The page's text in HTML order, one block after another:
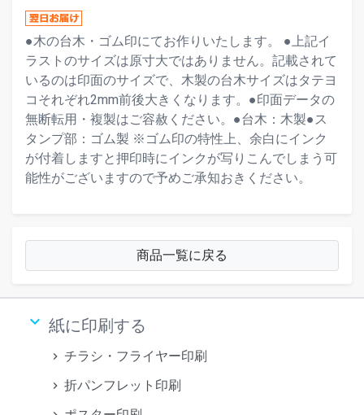
●木の台木・ゴム印にてお作りいたします。 ●上記イ
ラストのサイズは原寸大ではありません。記載されて
いるのは印面のサイズで、木製の台木サイズはタテヨ
コそれぞれ2mm前後大きくなります。●印面データの
無断転用・複製はご容赦ください。●台木：木製●ス
タンプ部：ゴム製 ※ゴム印の特性上、余白にインク
が付着しますと押印時にインクが写りこんでしまう可
能性がございますので予めご承知おきください。
商品一覧に戻る
keyboard_arrow_down 紙に印刷する
チラシ・フライヤー印刷
折パンフレット印刷